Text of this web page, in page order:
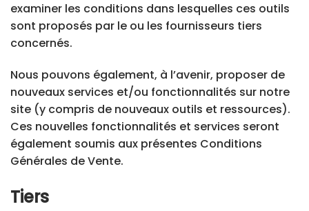
examiner les conditions dans lesquelles ces outils
sont proposés par le ou les fournisseurs tiers
concernés.
Nous pouvons également, à l’avenir, proposer de
nouveaux services et/ou fonctionnalités sur notre
site (y compris de nouveaux outils et ressources).
Ces nouvelles fonctionnalités et services seront
également soumis aux présentes Conditions
Générales de Vente.
Tiers